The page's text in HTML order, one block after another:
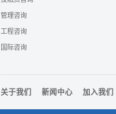
管理咨询
工程咨询
国际咨询
关于我们 新闻中心 加入我们